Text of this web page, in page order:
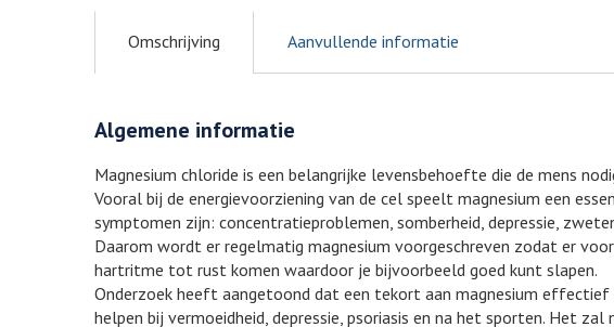
Omschrijving Aanvullende informatie
Algemene informatie
Magnesium chloride is een belangrijke levensbehoefte die de mens
Vooral bij de energievoorziening van de cel speelt magnesium een
symptomen zijn: concentratieproblemen, somberheid, depressie,
Daarom wordt er regelmatig magnesium voorgeschreven zodat er
hartritme tot rust komen waardoor je bijvoorbeeld goed kunt slapen.
Onderzoek heeft aangetoond dat een tekort aan magnesium
helpen bij vermoeidheid, depressie, psoriasis en na het sporten. Het